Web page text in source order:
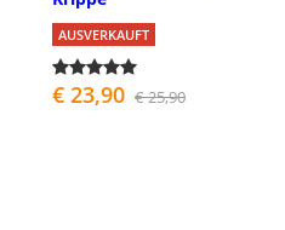
AUSVERKAUFT
€ 23,90 € 25,90